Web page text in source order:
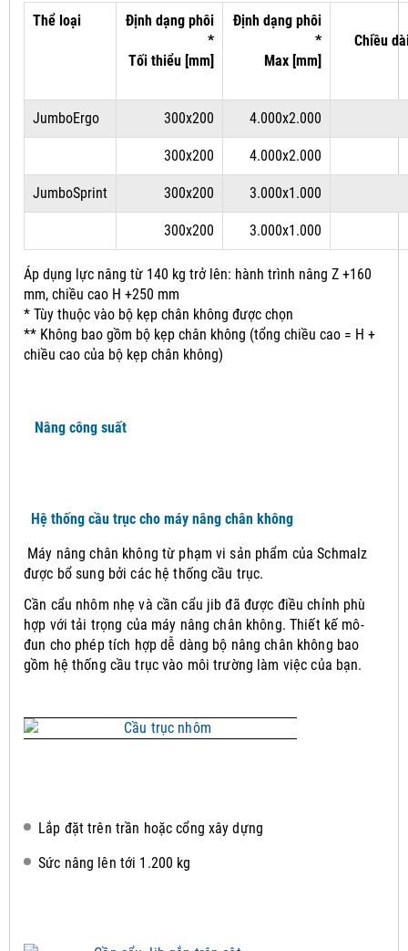
Thể loại
Định dạng phôi
*
Tối thiểu [mm]
Định dạng phôi
*
Max [mm]
Chiều
JumboErgo 300x200 4.000x2.000
300x200 4.000x2.000
JumboSprint 300x200 3.000x1.000
300x200 3.000x1.000
Áp dụng lực nâng từ 140 kg trở lên: hành trình nâng Z +160
mm, chiều cao H +250 mm
* Tùy thuộc vào bộ kẹp chân không được chọn
** Không bao gồm bộ kẹp chân không (tổng chiều cao = H +
chiều cao của bộ kẹp chân không)
Nâng công suất
Hệ thống cầu trục cho máy nâng chân không
Máy nâng chân không từ phạm vi sản phẩm của Schmalz
được bổ sung bởi các hệ thống cầu trục.
Cần cẩu nhôm nhẹ và cần cẩu jib đã được điều chỉnh phù
hợp với tải trọng của máy nâng chân không.Thiết kế mô-
đun cho phép tích hợp dễ dàng bộ nâng chân không bao
gồm hệ thống cầu trục vào môi trường làm việc của bạn.
Lắp đặt trên trần hoặc cổng xây dựng
Sức nâng lên tới 1.200 kg